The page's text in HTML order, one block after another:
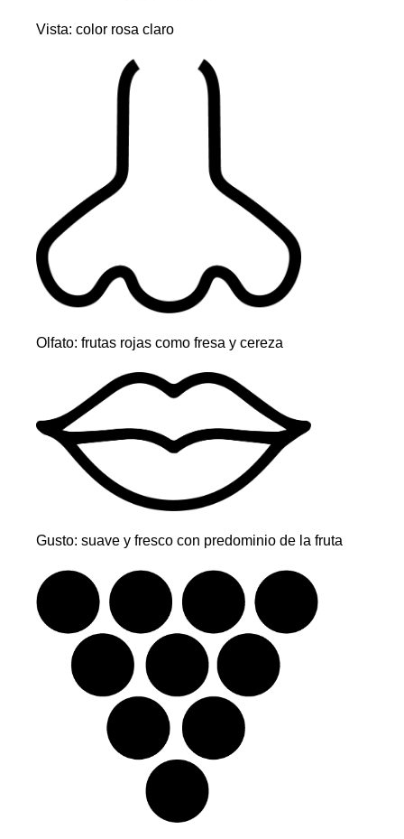
Vista: color rosa claro
Olfato: frutas rojas como fresa y cereza
Gusto: suave y fresco con predominio de la fruta